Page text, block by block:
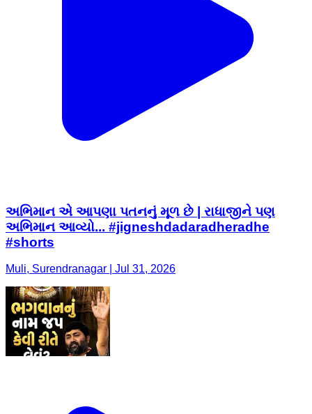
અભિમાન એ આપણા પતનનું મૂળ છે | રાધાજીને પણ
અભિમાન આવ્યો... #jigneshdadaradheradhe
#shorts
Muli, Surendranagar | Jul 31, 2026